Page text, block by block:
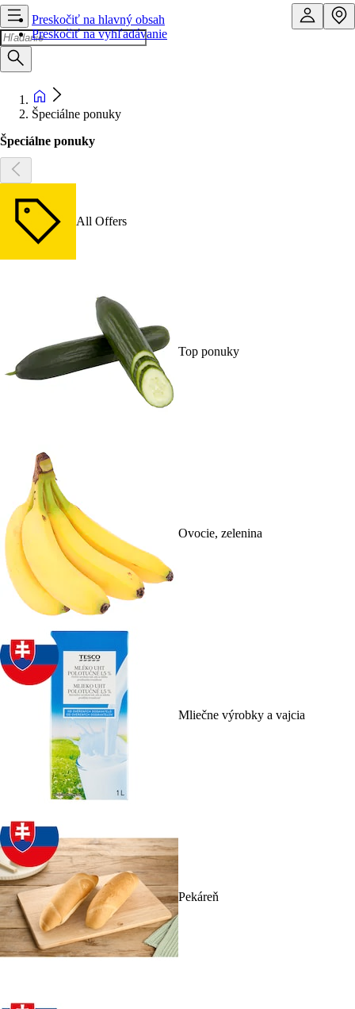
Preskočiť na hlavný obsah
Preskočiť na vyhľadávanie
Špeciálne ponuky
Špeciálne ponuky
All Offers
Top ponuky
Ovocie, zelenina
Mliečne výrobky a vajcia
Pekáreň